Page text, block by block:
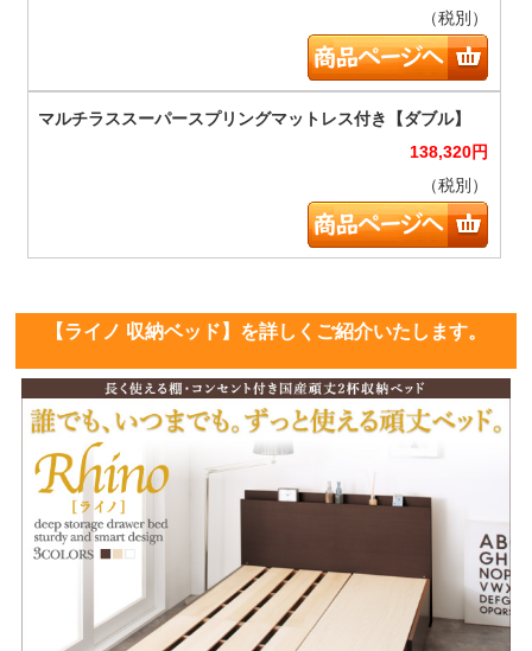
（税別）
138,320円
（税別）
【ライノ 収納ベッド】を詳しくご紹介いたします。